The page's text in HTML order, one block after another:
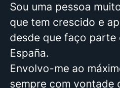
Sou uma pessoa
que tem crescido e
desde que faço parte
España.
Envolvo-me ao
sempre com vontade